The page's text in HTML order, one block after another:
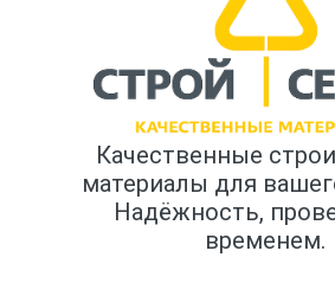
Качественные
материалы для
Надёжность,
временем.